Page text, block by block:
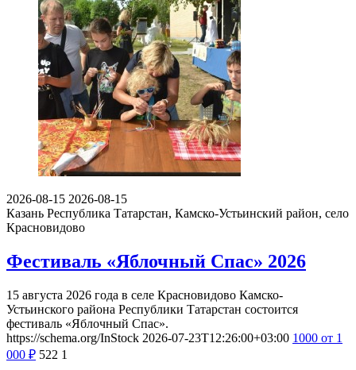
2026-08-15 2026-08-15
Казань Республика Татарстан, Камско-Устьинский район, село
Красновидово
Фестиваль «Яблочный Спас» 2026
15 августа 2026 года в селе Красновидово Камско-
Устьинского района Республики Татарстан состоится
фестиваль «Яблочный Спас».
https://schema.org/InStock 2026-07-23T12:26:00+03:00 1000 от 1
000 ₽ 522 1